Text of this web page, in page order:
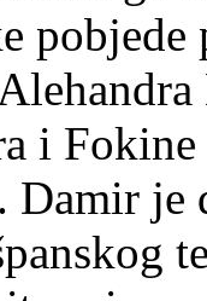
i
Damir